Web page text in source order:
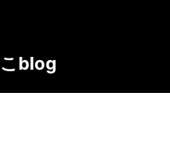
blog